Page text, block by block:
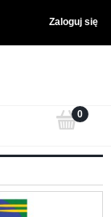
Zaloguj się